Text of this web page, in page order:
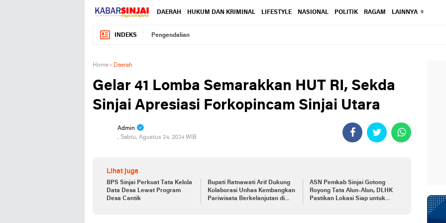
DAERAH HUKUM DAN KRIMINAL LIFESTYLE NASIONAL POLITIK RAGAM LAINNYA
INDEKS Pengendalian
Home › Daerah
Gelar 41 Lomba Semarakkan HUT RI, Sekda
Sinjai Apresiasi Forkopincam Sinjai Utara
Admin
, Sabtu, Agustus 24, 2024 WIB
Lihat juga
BPS Sinjai Perkuat Tata Kelola
Data Desa Lewat Program
Desa Cantik
Bupati Ratnawati Arif Dukung
Kolaborasi Unhas Kembangkan
Pariwisata Berkelanjutan di
ASN Pemkab Sinjai Gotong
Royong Tata Alun-Alun, DLHK
Pastikan Lokasi Siap untuk